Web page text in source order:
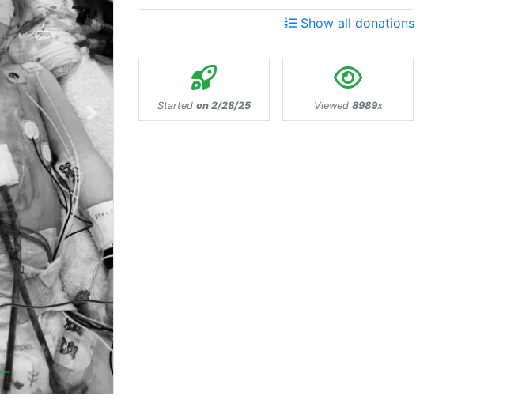
Next
Show all donations
Started on 2/28/25 Viewed 8989x